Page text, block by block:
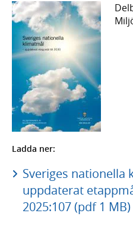
Ladda ner:
Sveriges nationella
uppdaterat
2025:107 (pdf 1 MB)